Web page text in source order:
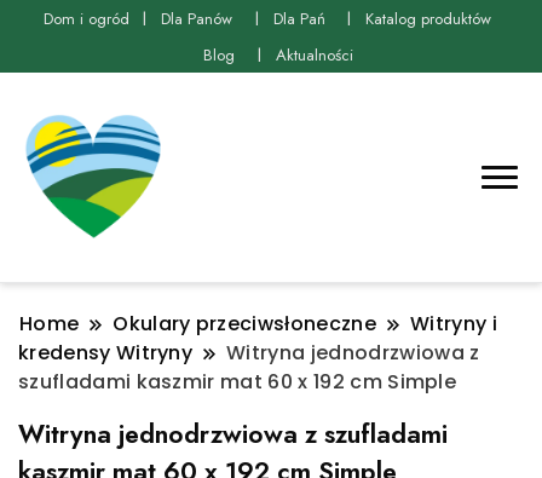
Dom i ogród Dla Panów Dla Pań
Katalog produktów
Blog
Aktualności
Home Okulary przeciwsłoneczne
Witryny i
kredensy Witryny
Witryna jednodrzwiowa z
szufladami kaszmir mat 60 x 192 cm Simple
Witryna jednodrzwiowa z szufladami